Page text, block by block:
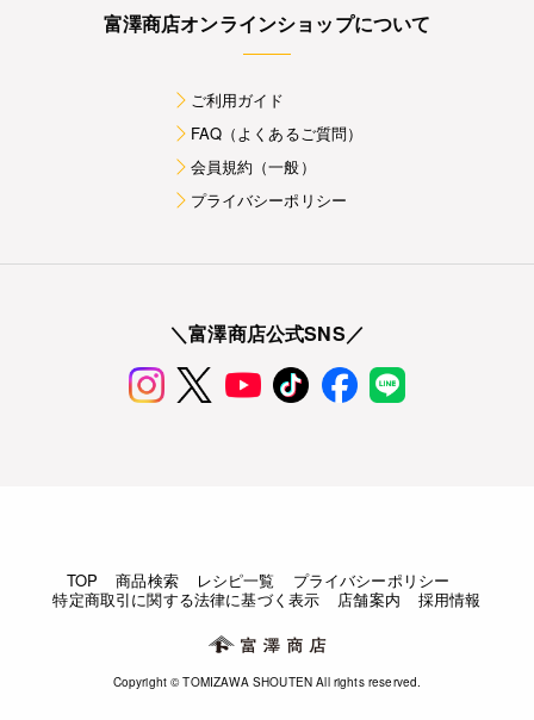
富澤商店オンラインショップについて
ご利用ガイド
FAQ（よくあるご質問）
会員規約（一般）
プライバシーポリシー
＼富澤商店公式SNS／
TOP 商品検索 レシピ一覧
プライバシーポリシー
特定商取引に関する法律に基づく表示
店舗案内 採用情報
Copyright © TOMIZAWA SHOUTEN All rights reserved.